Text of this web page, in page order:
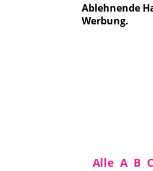
Ablehnende
Werbung.
Alle A B C